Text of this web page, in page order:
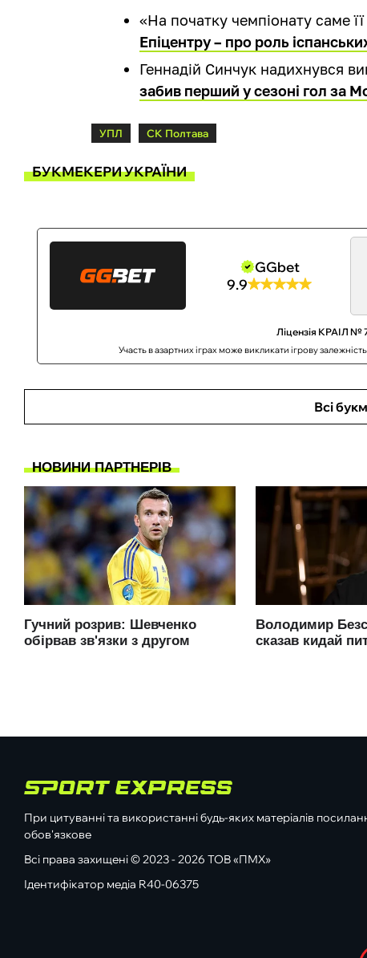
«На початку чемпіонату саме
Епіцентру – про роль
Геннадій Синчук надихнувся
забив перший у сезоні гол за
УПЛ СК Полтава
БУКМЕКЕРИ УКРАЇНИ
GGbet
9.9
Ліцензія КРАІЛ №
Участь в азартних іграх може викликати ігрову
Всі
При цитуванні та використанні будь-яких матеріалів
обов'язкове
Всі права захищені © 2023 - 2026 ТОВ «ПМХ»
Ідентифікатор медіа R40-06375